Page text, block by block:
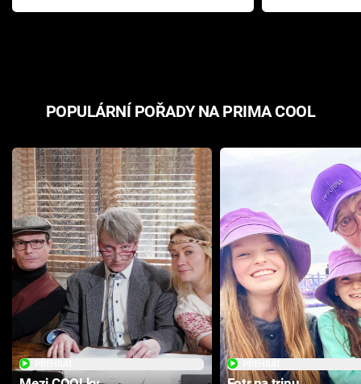
Pottera přišla s ráznou
přichází s
POPULÁRNÍ POŘADY NA PRIMA COOL